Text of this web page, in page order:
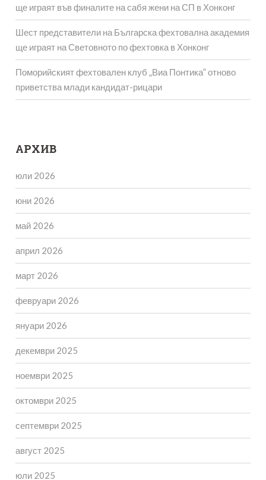
ще играят във финалите на сабя жени на СП в Хонконг
Шест представители на Българска фехтовална академия
ще играят на Световното по фехтовка в Хонконг
Поморийският фехтовален клуб „Виа Понтика” отново
приветства млади кандидат-рицари
АРХИВ
юли 2026
юни 2026
май 2026
април 2026
март 2026
февруари 2026
януари 2026
декември 2025
ноември 2025
октомври 2025
септември 2025
август 2025
юли 2025